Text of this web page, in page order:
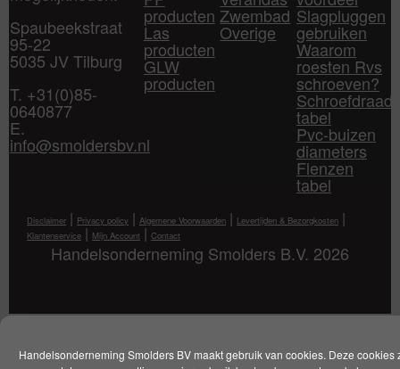
Handelsonderneming Smolders BV maakt gebruik van cookies. Deze cookies
Spaubeekstraat
95-22
5035 JV Tilburg
T. +31(0)85-
0640877
E.
info@smoldersbv.nl
producten
Las
producten
GLW
producten
Zwembad
Overige
Slagpluggen
gebruiken
Waarom
roesten Rvs
schroeven?
Schroefdraad
tabel
Pvc-buizen
diameters
Flenzen
tabel
Disclaimer | Privacy policy | Algemene Voorwaarden | Levertijden & Bezorgkosten |
Klantenservice | Mijn Account | Contact
Handelsonderneming Smolders B.V. 2026